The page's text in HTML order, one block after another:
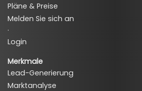
Pläne & Preise
Melden Sie sich an
·
Login
Merkmale
Lead-Generierung
Marktanalyse